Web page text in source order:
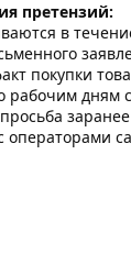
претензий:
в
покупки
рабочим дням
операторами